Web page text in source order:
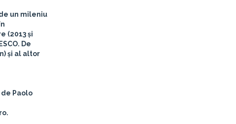
un mileniu
(2013 și
De
și al altor
Paolo